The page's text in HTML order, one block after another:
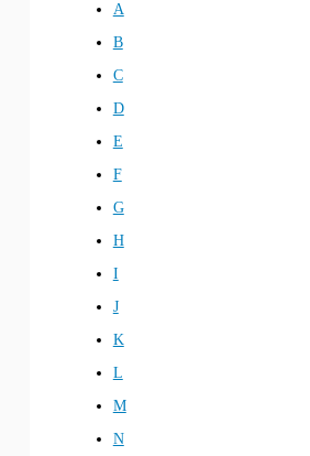
A
B
C
D
E
F
G
H
I
J
K
L
M
N